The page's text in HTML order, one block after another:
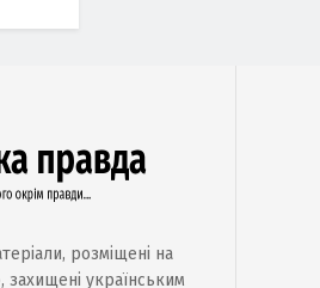
розміщені на
захищені українським